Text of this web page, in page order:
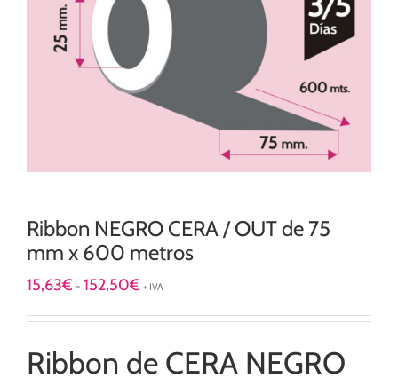
Ribbon NEGRO CERA / OUT de 75
mm x 600 metros
15,63€ - 152,50€Rango
precios:
15,63€
hasta
+ IVA
Ribbon de CERA NEGRO